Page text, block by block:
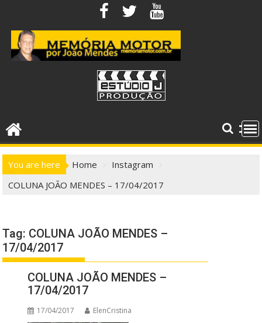
content
You are here Home
Instagram
COLUNA JOÃO MENDES – 17/04/2017
Tag: COLUNA JOÃO MENDES –
17/04/2017
COLUNA JOÃO MENDES –
17/04/2017
17/04/2017 ElenCristina